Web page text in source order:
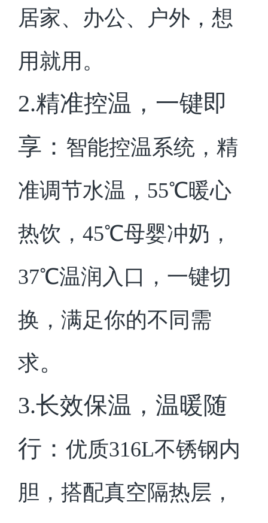
居家、办公、户外，想
用就用。
2.精准控温，一键即
享： 智能控温系统，精
准调节水温，55℃暖心
热饮，45℃母婴冲奶，
37℃温润入口，一键切
换，满足你的不同需
求。
3.长效保温，温暖随
行： 优质316L不锈钢内
胆，搭配真空隔热层，